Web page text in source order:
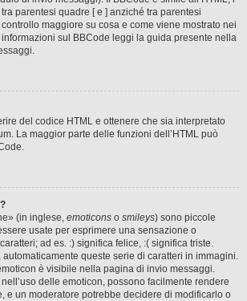
parentesi quadre [ e ] anziché tra parentesi
maggiore su cosa e come viene mostrato nei
sul BBCode leggi la guida presente nella
del codice HTML e ottenere che sia interpretato
La maggior parte delle funzioni dell’HTML può
(in inglese, emoticons o smileys) sono piccole
usate per esprimere una sensazione o
ad es. :) significa felice, :( significa triste.
automaticamente queste serie di caratteri in immagini.
è visibile nella pagina di invio messaggi.
delle emoticon, possono facilmente rendere
e un moderatore potrebbe decidere di modificarlo o